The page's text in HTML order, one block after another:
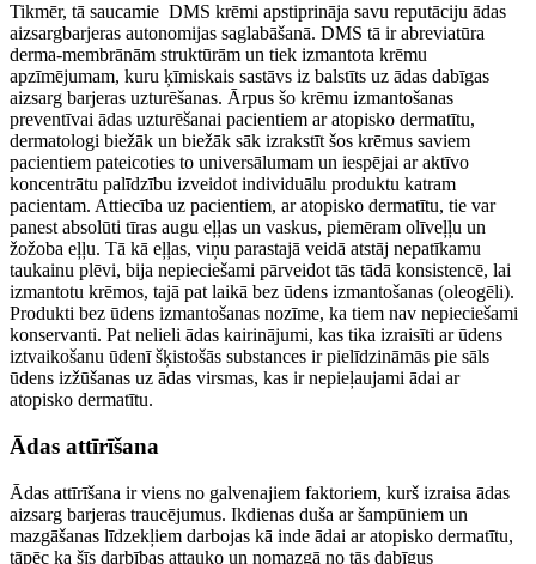
Tikmēr, tā saucamie DMS krēmi apstiprināja savu reputāciju ādas
aizsargbarjeras autonomijas saglabāšanā. DMS tā ir abreviatūra
derma-membrānām struktūrām un tiek izmantota krēmu
apzīmējumam, kuru ķīmiskais sastāvs iz balstīts uz ādas dabīgas
aizsarg barjeras uzturēšanas. Ārpus šo krēmu izmantošanas
preventīvai ādas uzturēšanai pacientiem ar atopisko dermatītu,
dermatologi biežāk un biežāk sāk izrakstīt šos krēmus saviem
pacientiem pateicoties to universālumam un iespējai ar aktīvo
koncentrātu palīdzību izveidot individuālu produktu katram
pacientam. Attiecība uz pacientiem, ar atopisko dermatītu, tie var
panest absolūti tīras augu eļļas un vaskus, piemēram olīveļļu un
žožoba eļļu. Tā kā eļļas, viņu parastajā veidā atstāj nepatīkamu
taukainu plēvi, bija nepieciešami pārveidot tās tādā konsistencē, lai
izmantotu krēmos, tajā pat laikā bez ūdens izmantošanas (oleogēli).
Produkti bez ūdens izmantošanas nozīme, ka tiem nav nepieciešami
konservanti. Pat nelieli ādas kairinājumi, kas tika izraisīti ar ūdens
iztvaikošanu ūdenī šķistošās substances ir pielīdzināmās pie sāls
ūdens izžūšanas uz ādas virsmas, kas ir nepieļaujami ādai ar
atopisko dermatītu.
Ādas attīrīšana
Ādas attīrīšana ir viens no galvenajiem faktoriem, kurš izraisa ādas
aizsarg barjeras traucējumus. Ikdienas duša ar šampūniem un
mazgāšanas līdzekļiem darbojas kā inde ādai ar atopisko dermatītu,
tāpēc ka šīs darbības attauko un nomazgā no tās dabīgus